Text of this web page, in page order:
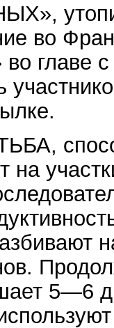
во
главе
на
5—6